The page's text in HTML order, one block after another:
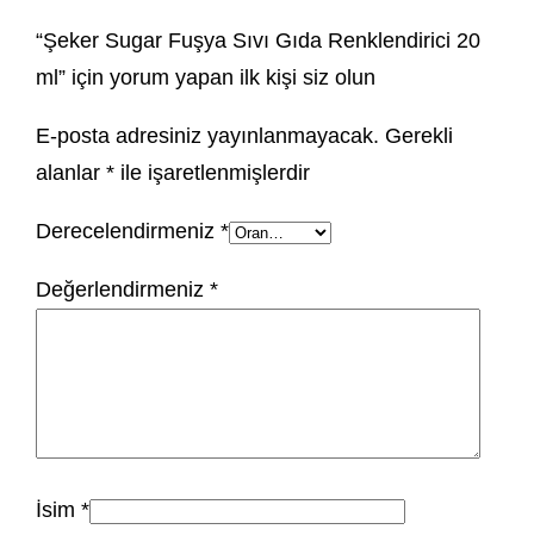
“Şeker Sugar Fuşya Sıvı Gıda Renklendirici 20
ml” için yorum yapan ilk kişi siz olun
E-posta adresiniz yayınlanmayacak. Gerekli
alanlar* ile işaretlenmişlerdir
Derecelendirmeniz*
Değerlendirmeniz*
İsim*